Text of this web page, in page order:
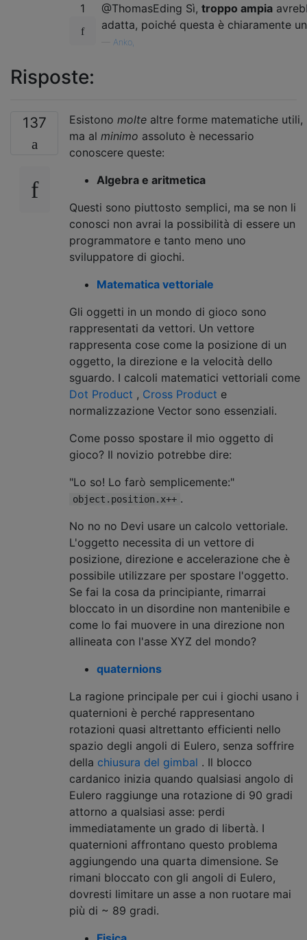
1 @ThomasEding Sì, troppo ampia
adatta, poiché questa è chiaramente
Anko,
Risposte:
137 Esistono molte altre forme matematiche utili,
ma al minimo assoluto è necessario
conoscere queste:
Algebra e aritmetica
Questi sono piuttosto semplici, ma se non li
conosci non avrai la possibilità di essere un
programmatore e tanto meno uno
sviluppatore di giochi.
Matematica vettoriale
Gli oggetti in un mondo di gioco sono
rappresentati da vettori. Un vettore
rappresenta cose come la posizione di un
oggetto, la direzione e la velocità dello
sguardo. I calcoli matematici vettoriali come
Dot Product , Cross Product e
normalizzazione Vector sono essenziali.
Come posso spostare il mio oggetto di
gioco? Il novizio potrebbe dire:
"Lo so! Lo farò semplicemente:"
object.position.x++ .
No no no Devi usare un calcolo vettoriale.
L'oggetto necessita di un vettore di
posizione, direzione e accelerazione che è
possibile utilizzare per spostare l'oggetto.
Se fai la cosa da principiante, rimarrai
bloccato in un disordine non mantenibile e
come lo fai muovere in una direzione non
allineata con l'asse XYZ del mondo?
quaternions
La ragione principale per cui i giochi usano i
quaternioni è perché rappresentano
rotazioni quasi altrettanto efficienti nello
spazio degli angoli di Eulero, senza soffrire
della chiusura del gimbal . Il blocco
cardanico inizia quando qualsiasi angolo di
Eulero raggiunge una rotazione di 90 gradi
attorno a qualsiasi asse: perdi
immediatamente un grado di libertà. I
quaternioni affrontano questo problema
aggiungendo una quarta dimensione. Se
rimani bloccato con gli angoli di Eulero,
dovresti limitare un asse a non ruotare mai
più di ~ 89 gradi.